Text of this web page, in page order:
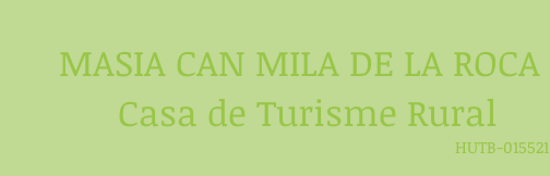
MASIA CAN MILA DE LA ROCA
Casa de Turisme Rural
HUTB-015521